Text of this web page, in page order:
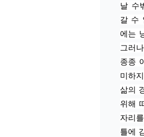
날 수
갈 수
에는
그러
종종
미하
삶의
위해
자리
틀에